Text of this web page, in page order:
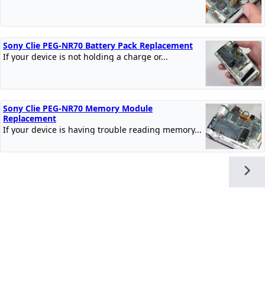
Sony Clie PEG-NR70 Battery Pack Replacement
If your device is not holding a charge or...
Sony Clie PEG-NR70 Memory Module
Replacement
If your device is having trouble reading memory...